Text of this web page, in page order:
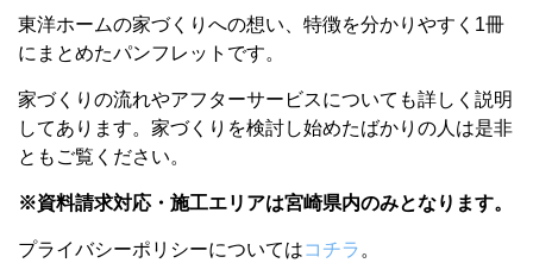
東洋ホームの家づくりへの想い、特徴を分かりやすく1冊
にまとめたパンフレットです。
家づくりの流れやアフターサービスについても詳しく説明
してあります。 家づくりを検討し始めたばかりの人は是非
ともご覧ください。
※資料請求対応・施工エリアは宮崎県内のみとなります。
プライバシーポリシーについてはコチラ 。